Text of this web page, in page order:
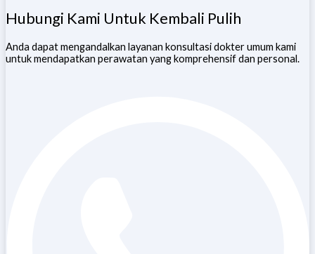
Hubungi Kami Untuk Kembali Pulih
Anda dapat mengandalkan layanan konsultasi dokter umum kami
untuk mendapatkan perawatan yang komprehensif dan personal.